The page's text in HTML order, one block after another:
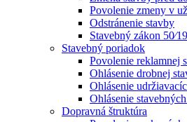
Povolenie zmeny v
Odstránenie stavby
Stavebný zákon
Stavebný poriadok
Povolenie reklamnej
Ohlásenie drobnej
Ohlásenie
Ohlásenie
Dopravná štruktúra